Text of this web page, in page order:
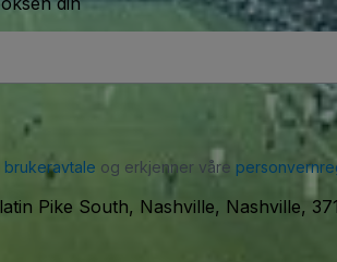
brukeravtale og erkjenner våre
Pike South, Nashville, Nashville,